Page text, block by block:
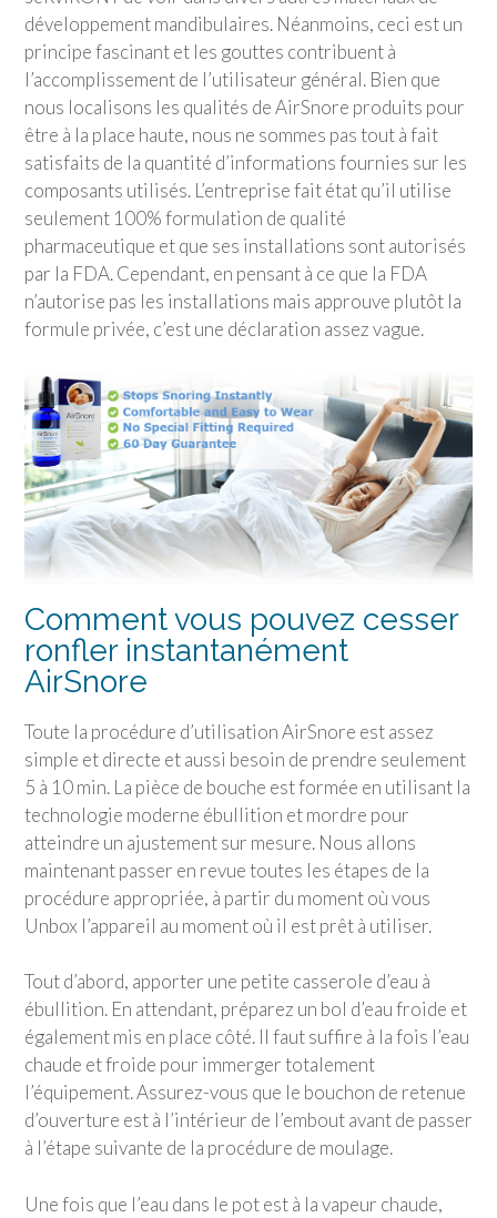
développement mandibulaires. Néanmoins, ceci est un
principe fascinant et les gouttes contribuent à
l’accomplissement de l’utilisateur général. Bien que
nous localisons les qualités de AirSnore produits pour
être à la place haute, nous ne sommes pas tout à fait
satisfaits de la quantité d’informations fournies sur les
composants utilisés. L’entreprise fait état qu’il utilise
seulement 100% formulation de qualité
pharmaceutique et que ses installations sont autorisés
par la FDA. Cependant, en pensant à ce que la FDA
n’autorise pas les installations mais approuve plutôt la
formule privée, c’est une déclaration assez vague.
Comment vous pouvez cesser
ronfler instantanément
AirSnore
Toute la procédure d’utilisation AirSnore est assez
simple et directe et aussi besoin de prendre seulement
5 à 10 min. La pièce de bouche est formée en utilisant la
technologie moderne ébullition et mordre pour
atteindre un ajustement sur mesure. Nous allons
maintenant passer en revue toutes les étapes de la
procédure appropriée, à partir du moment où vous
Unbox l’appareil au moment où il est prêt à utiliser.
Tout d’abord, apporter une petite casserole d’eau à
ébullition. En attendant, préparez un bol d’eau froide et
également mis en place côté. Il faut suffire à la fois l’eau
chaude et froide pour immerger totalement
l’équipement. Assurez-vous que le bouchon de retenue
d’ouverture est à l’intérieur de l’embout avant de passer
à l’étape suivante de la procédure de moulage.
Une fois que l’eau dans le pot est à la vapeur chaude,